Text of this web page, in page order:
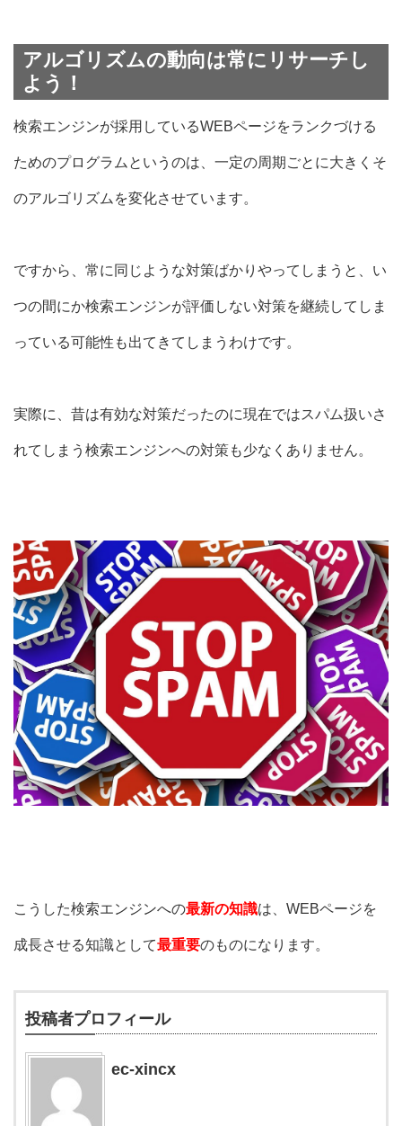
アルゴリズムの動向は常にリサーチし
よう！
検索エンジンが採用しているWEBページをランクづける
ためのプログラムというのは、 一定の周期ごとに大きくそ
のアルゴリズムを変化させています。
ですから、常に同じような対策ばかりやってしまうと、い
つの間にか検索エンジンが評価しない対策を継続してしま
っている可能性 も出てきてしまうわけです。
実際に、昔は有効な対策だったのに現在ではスパム扱いさ
れてしまう検索エンジンへの対策も少なくありません。
こうした検索エンジンへの最新の知識は、WEBページを
成長させる知識として最重要のものになります。
投稿者プロフィール
ec-xincx